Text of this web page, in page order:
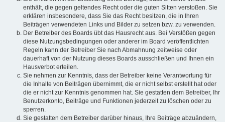
enthält, die gegen geltendes Recht oder die guten Sitten verstoßen. Sie
erklären insbesondere, dass Sie das Recht besitzen, die in Ihren
Beiträgen verwendeten Links und Bilder zu setzen bzw. zu verwenden.
Der Betreiber des Boards übt das Hausrecht aus. Bei Verstößen gegen
diese Nutzungsbedingungen oder anderer im Board veröffentlichten
Regeln kann der Betreiber Sie nach Abmahnung zeitweise oder
dauerhaft von der Nutzung dieses Boards ausschließen und Ihnen ein
Hausverbot erteilen.
Sie nehmen zur Kenntnis, dass der Betreiber keine Verantwortung für
die Inhalte von Beiträgen übernimmt, die er nicht selbst erstellt hat oder
die er nicht zur Kenntnis genommen hat. Sie gestatten dem Betreiber, Ihr
Benutzerkonto, Beiträge und Funktionen jederzeit zu löschen oder zu
sperren.
Sie gestatten dem Betreiber darüber hinaus, Ihre Beiträge abzuändern,